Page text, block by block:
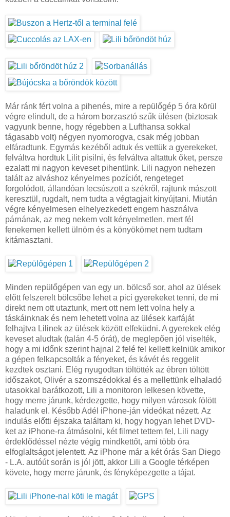
Már ránk fért volna a pihenés, mire a repülőgép 5 óra körül
végre elindult, de a három borzasztó szűk ülésen (biztosak
vagyunk benne, hogy régebben a Lufthansa sokkal
tágasabb volt) négyen nyomorogva, csak még jobban
elfáradtunk. Egymás kezéből adtuk és vettük a gyerekeket,
felváltva hordtuk Lilit pisilni, és felváltva altattuk őket, persze
ezalatt mi nagyon keveset pihentünk. Lili nagyon nehezen
talált az alváshoz kényelmes pozíciót, rengeteget
forgolódott, állandóan lecsúszott a székről, rajtunk mászott
keresztül, rugdalt, nem tudta a végtagjait kinyújtani. Miután
végre kényelmesen elhelyezkedett engem használva
párnának, az meg nekem volt kényelmetlen, mert fél
fenekemen kellett ülnöm és a könyökömet nem tudtam
kitámasztani.
Minden repülőgépen van egy un. bölcső sor, ahol az ülések
előtt felszerelt bölcsőbe lehet a pici gyerekeket tenni, de mi
direkt nem ott utaztunk, mert ott nem lett volna hely a
táskáinknak és nem lehetett volna az ülések karfáját
felhajtva Lilinek az ülések között elfeküdni. A gyerekek elég
keveset aludtak (talán 4-5 órát), de meglepően jól viselték,
hogy a mi időnk szerint hajnal 2 felé fel kellett kelniük amikor
a gépen felkapcsolták a fényeket, és kávét és reggelit
kezdtek osztani. Elég nyugodtan töltötték az ébren töltött
időszakot, Olivér a szomszédokkal és a mellettünk elhaladó
utasokkal barátkozott, Lili a monitoron lelkesen követte,
hogy merre járunk, kérdezgette, hogy milyen városok fölött
haladunk el. Később Adél iPhone-ján videókat nézett. Az
indulás előtti éjszaka találtam ki, hogy hogyan lehet DVD-
ket az iPhone-ra átmásolni, két filmet tettem fel, Lili nagy
érdeklődéssel nézte végig mindkettőt, ami több óra
elfoglaltságot jelentett. Az iPhone már a két órás San Diego
- L.A. autóút során is jól jött, akkor Lili a Google térképen
követe, hogy merre járunk, és fényképezgette a tájat.